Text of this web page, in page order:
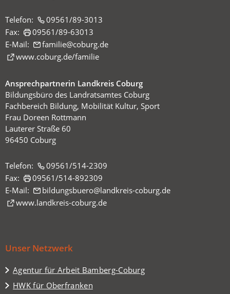
Telefon:
09561/89-3013
Fax:
09561/89-63013
E-Mail:
familie coburg de
www.coburg.de/familie
(Öffnet
einem
neuen
Tab)
Ansprechpartnerin Landkreis Coburg
Bildungsbüro des Landratsamtes Coburg
Fachbereich Bildung, Mobilität Kultur, Sport
Frau Doreen Rottmann
Lauterer Straße 60
96450 Coburg
Telefon:
09561/514-2309
Fax:
09561/514-892309
E-Mail:
bildungsbuero landkreis-coburg de
www.landkreis-coburg.de
(Öffnet
Tab)
Unser Netzwerk
Agentur für Arbeit Bamberg-Coburg
(Öffnet
in HWK für Oberfranken
(Öffnet